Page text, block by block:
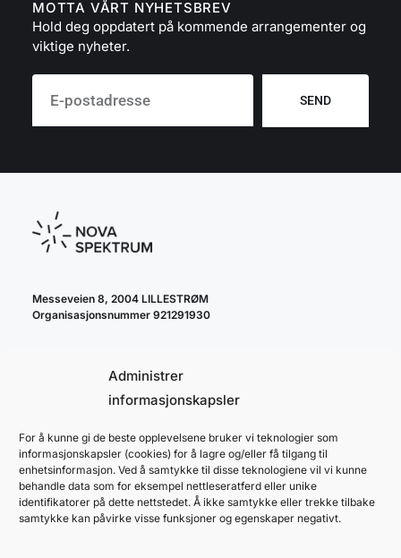
Administrer
informasjonskapsler
For å kunne gi de beste opplevelsene bruker vi teknologier som
informasjonskapsler (cookies) for å lagre og/eller få tilgang til
enhetsinformasjon. Ved å samtykke til disse teknologiene vil vi kunne
behandle data som for eksempel nettleseratferd eller unike
identifikatorer på dette nettstedet. Å ikke samtykke eller trekke tilbake
samtykke kan påvirke visse funksjoner og egenskaper negativt.
MOTTA VÅRT NYHETSBREV
Hold deg oppdatert på kommende arrangementer og
viktige nyheter.
SEND
Messeveien 8, 2004 LILLESTRØM
Organisasjonsnummer 921291930
cookie policy
personvernerklæring